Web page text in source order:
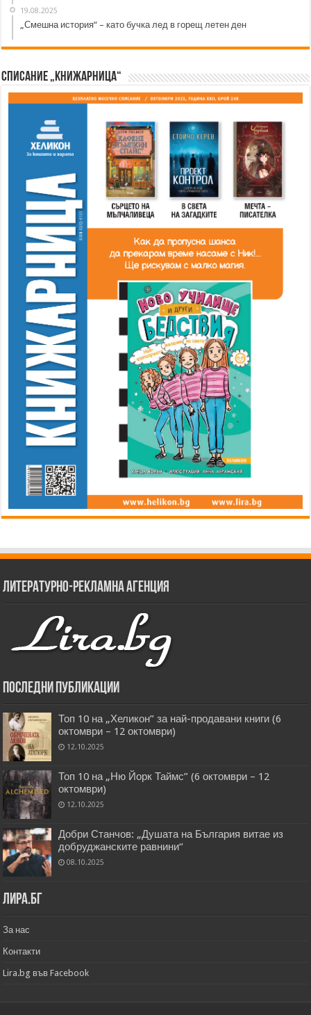
19.08.2025
„Смешна история“ – като бучка лед в горещ летен ден
Списание „Книжарница“
Литературно-рекламна агенция
Последни публикации
Топ 10 на „Хеликон” за най-продавани книги (6
октомври – 12 октомври)
12.10.2025
Топ 10 на „Ню Йорк Таймс” (6 октомври – 12
октомври)
12.10.2025
Добри Станчов: „Душата на България витае из
добруджанските равнини“
08.10.2025
Лира.бг
За нас
Контакти
Lira.bg във Facebook